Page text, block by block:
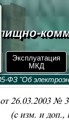
Эксплуатация
МКД
ФЗ "Об
26.03.2003 №
(с изм. и доп.,